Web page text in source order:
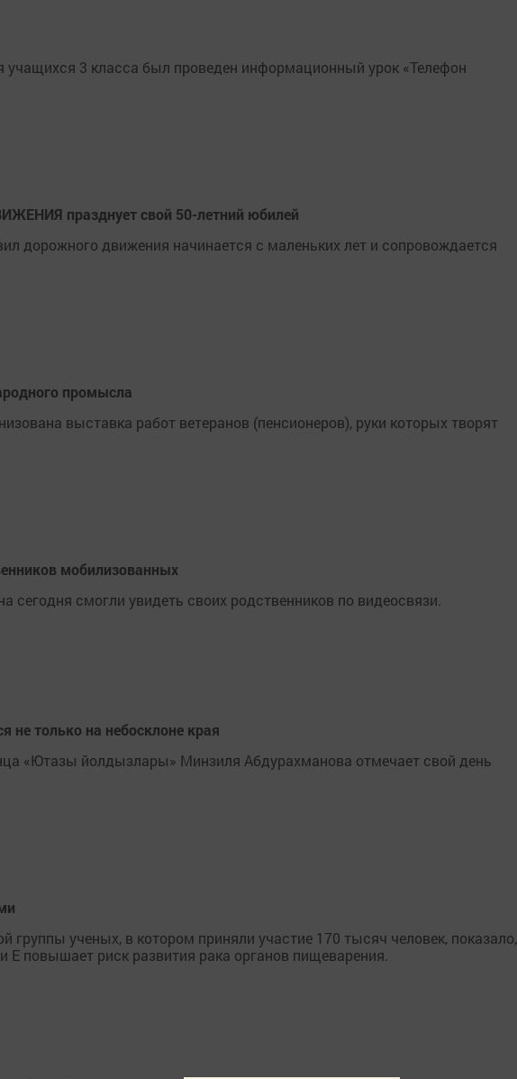
учащихся 3 класса был проведен информационный урок «Телефон
празднует свой 50-летний юбилей
дорожного движения начинается с маленьких лет и сопровождается
промысла
выставка работ ветеранов (пенсионеров), руки которых творят
мобилизованных
сегодня смогли увидеть своих родственников по видеосвязи.
не только на небосклоне края
«Ютазы йолдызлары» Минзиля Абдурахманова отмечает свой день
группы ученых, в котором приняли участие 170 тысяч человек, показало,
повышает риск развития рака органов пищеварения.